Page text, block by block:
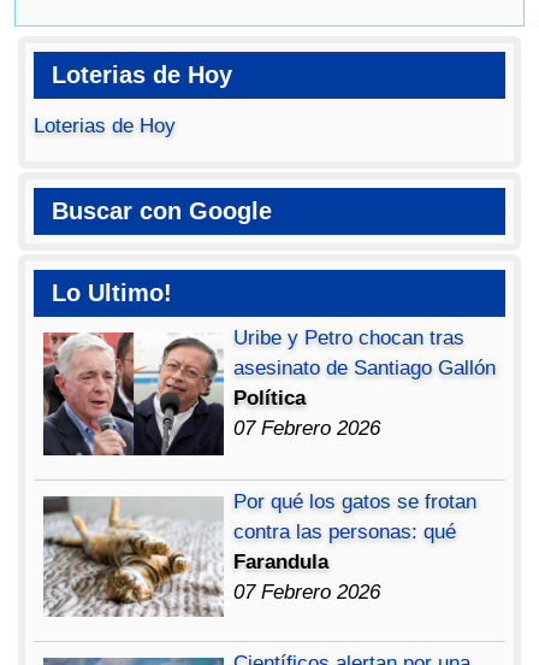
Loterias de Hoy
Loterias de Hoy
Buscar con Google
Lo Ultimo!
Uribe y Petro chocan tras
asesinato de Santiago Gallón
Política
07 Febrero 2026
Por qué los gatos se frotan
contra las personas: qué
Farandula
07 Febrero 2026